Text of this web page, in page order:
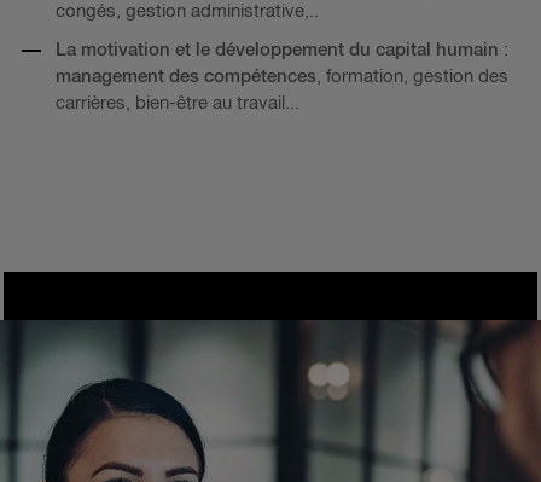
congés, gestion administrative,..
La motivation et le développement du capital humain :
management des compétences , formation, gestion des
carrières, bien-être au travail...